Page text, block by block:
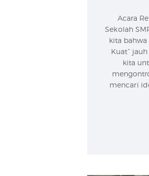
Acara
Sekolah
kita
Kuat”
kita
mencari